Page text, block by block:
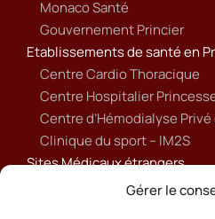
Gérer le
Monaco Santé
Gouvernement Princier
Etablissements de santé en
Centre Cardio Thoracique
Centre Hospitalier
Centre d’Hémodialyse
Clinique du sport – IM2S
Sites Médicaux étrangers